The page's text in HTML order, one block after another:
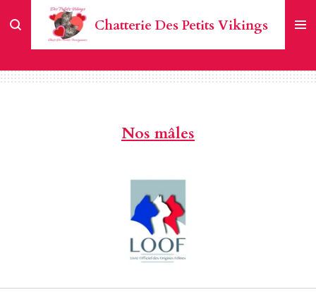
au
contenu
principal
Chatterie Des Petits Vikings
Nos mâles